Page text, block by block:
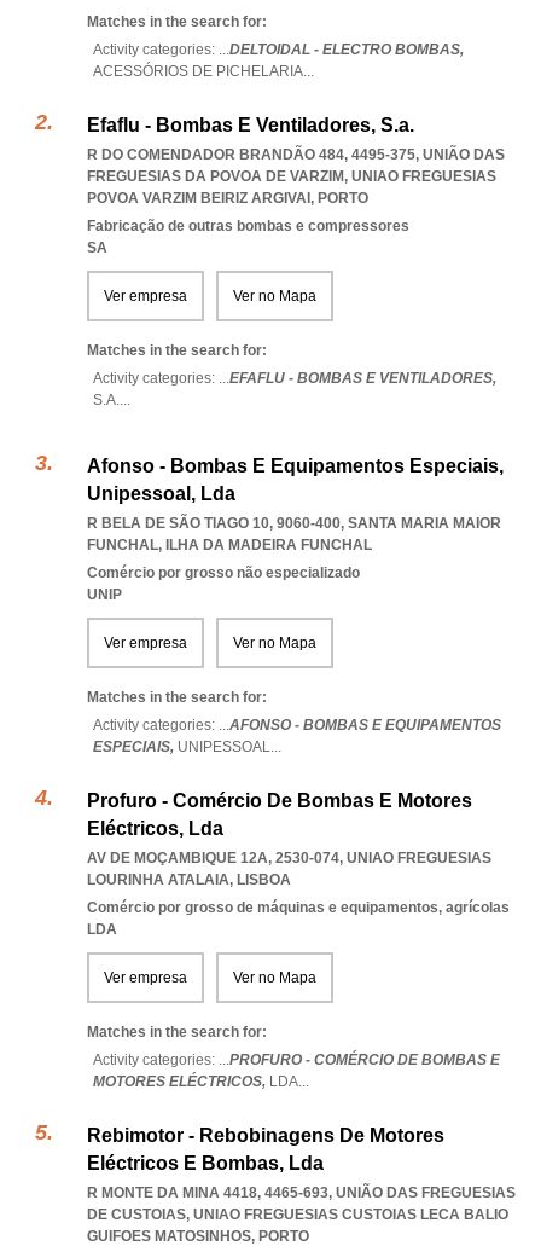
Matches in the search for:
Activity categories: ...DELTOIDAL - ELECTRO BOMBAS,
ACESSÓRIOS DE PICHELARIA...
Efaflu - Bombas E Ventiladores, S.a.
R DO COMENDADOR BRANDÃO 484, 4495-375, UNIÃO DAS
FREGUESIAS DA POVOA DE VARZIM, UNIAO FREGUESIAS
POVOA VARZIM BEIRIZ ARGIVAI , PORTO
Fabricação de outras bombas e compressores
SA
Ver empresa Ver no Mapa
Matches in the search for:
Activity categories: ...EFAFLU - BOMBAS E VENTILADORES,
S.A....
Afonso - Bombas E Equipamentos Especiais,
Unipessoal, Lda
R BELA DE SÃO TIAGO 10, 9060-400, SANTA MARIA MAIOR
FUNCHAL, ILHA DA MADEIRA FUNCHAL
Comércio por grosso não especializado
UNIP
Ver empresa Ver no Mapa
Matches in the search for:
Activity categories: ...AFONSO - BOMBAS E EQUIPAMENTOS
ESPECIAIS, UNIPESSOAL...
Profuro - Comércio De Bombas E Motores
Eléctricos, Lda
AV DE MOÇAMBIQUE 12A, 2530-074, UNIAO FREGUESIAS
LOURINHA ATALAIA, LISBOA
Comércio por grosso de máquinas e equipamentos, agrícolas
LDA
Ver empresa Ver no Mapa
Matches in the search for:
Activity categories: ...PROFURO - COMÉRCIO DE BOMBAS E
MOTORES ELÉCTRICOS, LDA...
Rebimotor - Rebobinagens De Motores
Eléctricos E Bombas, Lda
R MONTE DA MINA 4418, 4465-693, UNIÃO DAS FREGUESIAS
DE CUSTOIAS, UNIAO FREGUESIAS CUSTOIAS LECA BALIO
GUIFOES MATOSINHOS, PORTO